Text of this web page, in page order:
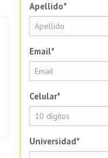
Apellido*
Email*
Celular*
Universidad*